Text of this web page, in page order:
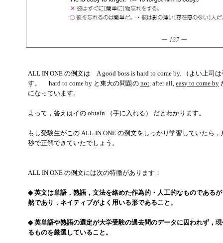
ALL IN ONE の例文は A good boss is hard to come by. （よい上司
す。 hard to come by と東大の問題の not, after all, easy to come by
になっています。
よって，答えはイの obtain （手に入れる） だとわかります。
もし受験生がこの ALL IN ONE の例文をしっかり学習していたら
秒で正解できていたでしょう。
ALL IN ONE の例文には次の特徴があります：
◆ 英文は単語，熟語，文法を絡めた作為的・人工的なものである
然であり，ネイティブがよく用いる形であること。
◆ 英単語や熟語の選定が大学受験の過去問のデータに囚われず，
るものを厳選していること。